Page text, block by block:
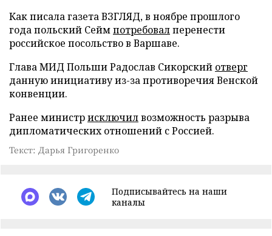
Как писала газета ВЗГЛЯД, в ноябре прошлого
года польский Сеймпотребовалперенести
российское посольство в Варшаве.
Глава МИД Польши Радослав Сикорский отверг
данную инициативу из-за противоречия Венской
конвенции.
Ранее министрисключилвозможность разрыва
дипломатических отношений с Россией.
Текст: Дарья Григоренко
Подписывайтесь на наши
каналы